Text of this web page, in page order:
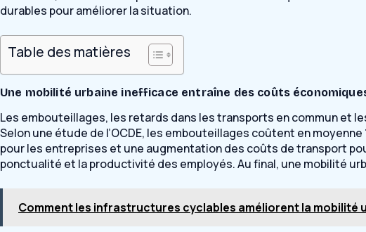
durables pour améliorer la situation.
Table des matières
Une mobilité urbaine inefficace entraîne des coûts
Les embouteillages, les retards dans les transports en commun et
Selon une étude de l’OCDE, les embouteillages coûtent en
pour les entreprises et une augmentation des coûts de transport
ponctualité et la productivité des employés. Au final, une mobilité
Comment les infrastructures cyclables améliorent la mobilité